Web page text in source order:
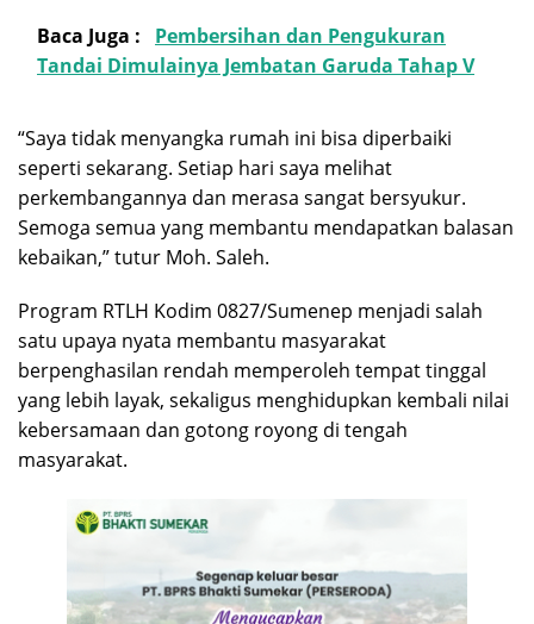
Baca Juga :
Pembersihan dan Pengukuran
Tandai Dimulainya Jembatan Garuda Tahap V
“Saya tidak menyangka rumah ini bisa diperbaiki
seperti sekarang. Setiap hari saya melihat
perkembangannya dan merasa sangat bersyukur.
Semoga semua yang membantu mendapatkan balasan
kebaikan,” tutur Moh. Saleh.
Program RTLH Kodim 0827/Sumenep menjadi salah
satu upaya nyata membantu masyarakat
berpenghasilan rendah memperoleh tempat tinggal
yang lebih layak, sekaligus menghidupkan kembali nilai
kebersamaan dan gotong royong di tengah
masyarakat.